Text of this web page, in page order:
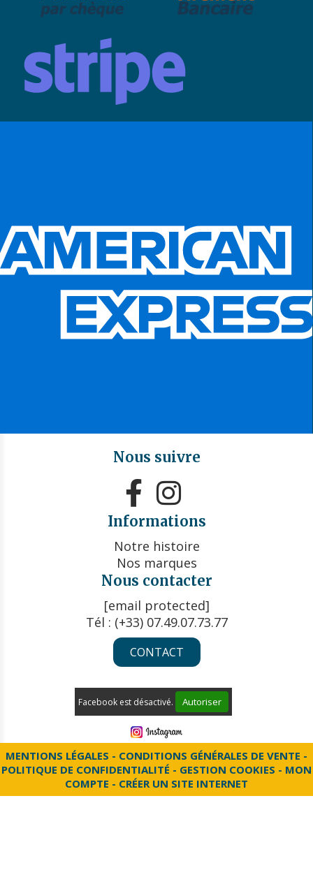
Nous suivre
 
Informations
Notre histoire
Nos marques
Nous contacter
[email protected]
Tél : (+33) 07.49.07.73.77
CONTACT
Facebook est désactivé. Autoriser
MENTIONS LÉGALES
CONDITIONS GÉNÉRALES DE VENTE
POLITIQUE DE CONFIDENTIALITÉ
GESTION COOKIES
MON
COMPTE
CRÉER UN SITE INTERNET